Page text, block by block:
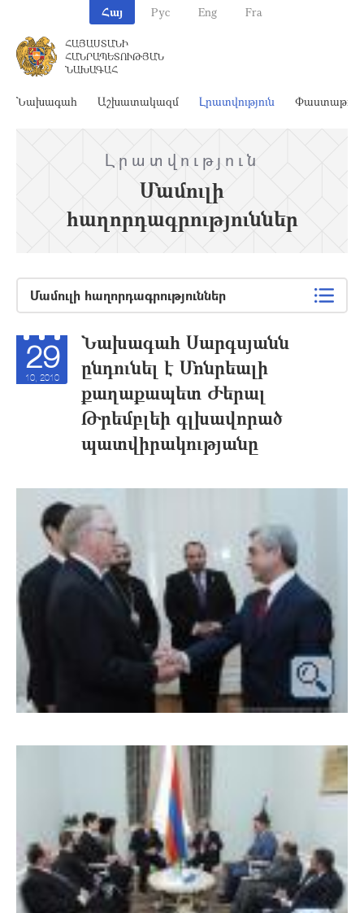
Հայ Рус Eng Fra
ՀԱՅԱՍՏԱՆԻ
ՀԱՆՐԱՊԵՏՈՒԹՅԱՆ
ՆԱԽԱԳԱՀ
Նախագահ Աշխատակազմ Լրատվություն
Լրատվություն
Մամուլի
հաղորդագրություններ
Մամուլի հաղորդագրություններ
29
10, 2010
Նախագահ Սարգսյանն
ընդունել է Մոնրեալի
քաղաքապետ Ժերալ
Թրեմբլեի գլխավորած
պատվիրակությանը